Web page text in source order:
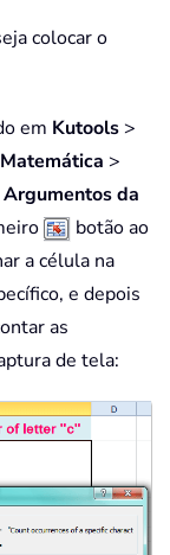
colocar o
em Kutools >
>
Argumentos da
botão ao
a célula na
e depois
as
de tela: